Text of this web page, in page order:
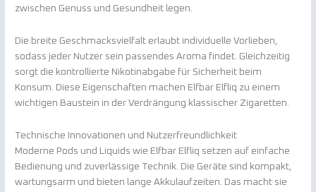
zwischen Genuss und Gesundheit legen.
Die breite Geschmacksvielfalt erlaubt individuelle Vorlieben,
sodass jeder Nutzer sein passendes Aroma findet. Gleichzeitig
sorgt die kontrollierte Nikotinabgabe für Sicherheit beim
Konsum. Diese Eigenschaften machen Elfbar Elfliq zu einem
wichtigen Baustein in der Verdrängung klassischer Zigaretten.
Technische Innovationen und Nutzerfreundlichkeit
Moderne Pods und Liquids wie Elfbar Elfliq setzen auf einfache
Bedienung und zuverlässige Technik. Die Geräte sind kompakt,
wartungsarm und bieten lange Akkulaufzeiten. Das macht sie